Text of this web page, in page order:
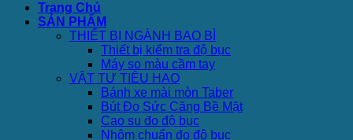
Trang Chủ
SẢN PHẨM
THIẾT BỊ NGÀNH BAO BÌ
Thiết bị kiểm tra độ bục
Máy so màu cầm tay
VẬT TƯ TIÊU HAO
Bánh xe mài mòn Taber
Bút Đo Sức Căng Bề Mặt
Cao su đo độ bục
Nhôm chuẩn đo độ bục